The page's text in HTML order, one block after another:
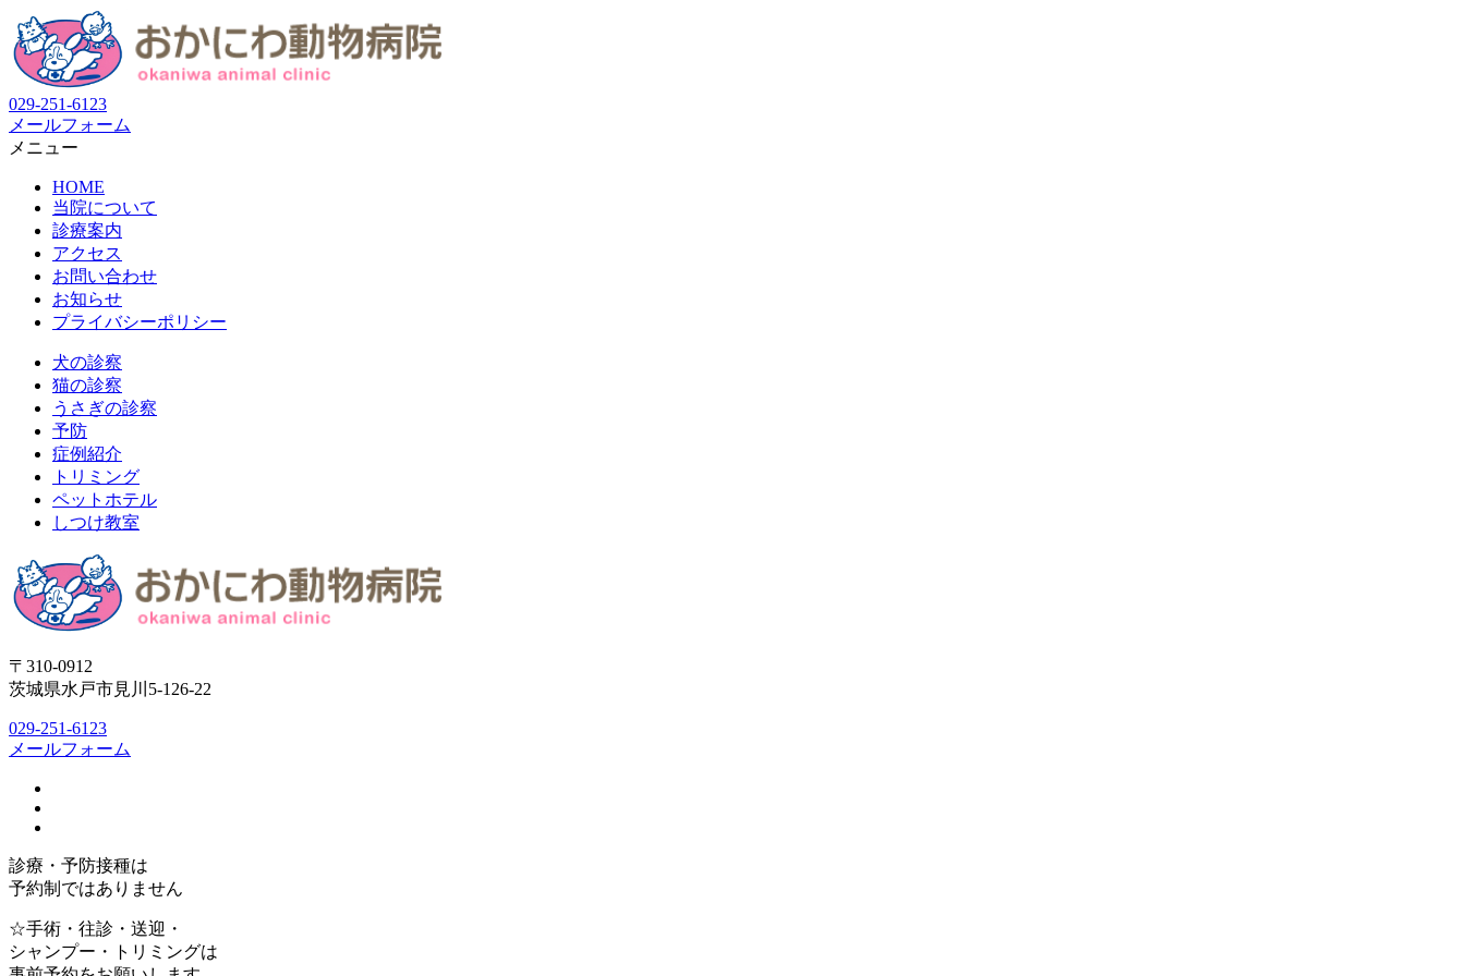
029-251-6123
メールフォーム
メニュー
HOME
当院について
診療案内
アクセス
お問い合わせ
お知らせ
プライバシーポリシー
犬の診察
猫の診察
うさぎの診察
予防
症例紹介
トリミング
ペットホテル
しつけ教室
〒310-0912
茨城県水戸市見川5-126-22
029-251-6123
メールフォーム
診療・予防接種は
予約制ではありません
☆手術・往診・送迎・
シャンプー・トリミングは